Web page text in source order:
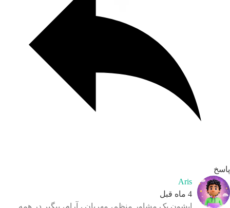
Aris
ایشون یک مشاور منظم، مهربان ، آرام، پیگیر در همه